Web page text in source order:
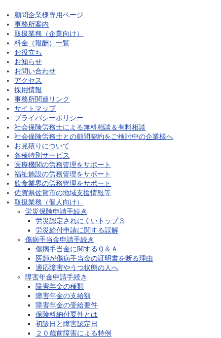
顧問企業様専用ページ
事務所案内
取扱業務（企業向け）
料金（報酬）一覧
お役立ち
お知らせ
お問い合わせ
アクセス
採用情報
事務所関連リンク
サイトマップ
プライバシーポリシー
社会保険労務士による無料相談＆有料相談
社会保険労務士との顧問契約をご検討中の企業様へ
お見積りについて
各種特別サービス
医療機関の労務管理をサポート
福祉施設の労務管理をサポート
飲食業界の労務管理をサポート
佐賀県佐賀市の地域支援情報等
取扱業務（個人向け）
労災保険申請手続き
労災認定されにくいトップ３
労災給付申請に関する誤解
傷病手当金申請手続き
傷病手当金に関するＱ＆Ａ
医師が傷病手当金の証明書を断る理由
適応障害やうつ状態の人へ
障害年金申請手続き
障害年金の種類
障害年金の支給額
障害年金の受給要件
保険料納付要件とは
初診日と障害認定日
２０歳前障害による特例